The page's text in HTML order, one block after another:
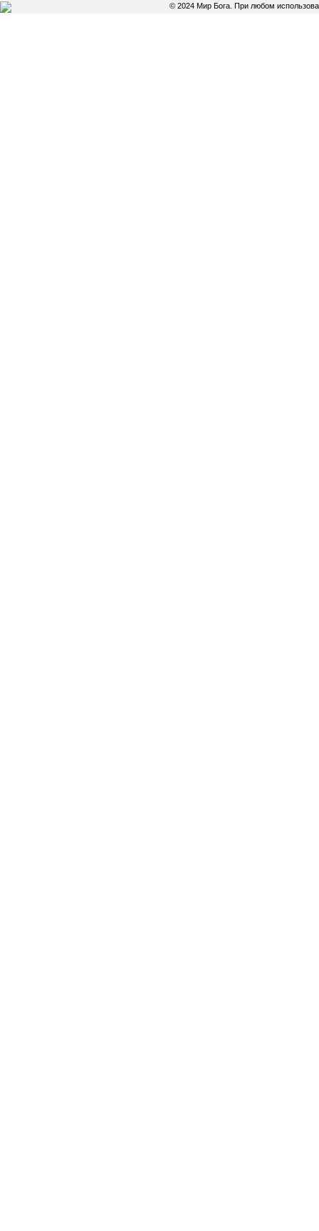
© 2024 Мир Бога. При любом